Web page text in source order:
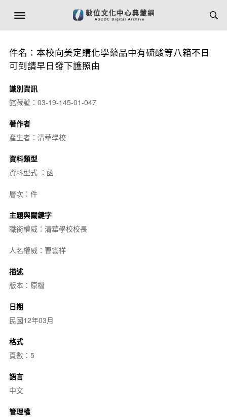
件名：本校向美定購化學藥品中有硫酸等八箱不日
可到請早日發下護照由
識別資訊
館藏號：03-19-145-01-047
著作者
產生者：清華學校
資料類型
資料型式 ：函
層次：件
主題與關鍵字
職銜權威：清華學校校長
人名權威：曹雲祥
描述
版本：原檔
日期
民國12年03月
格式
頁數：5
語言
中文
管理權